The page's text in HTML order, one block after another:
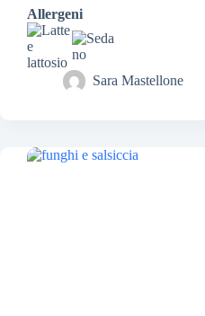
Allergeni
Sara Mastellone